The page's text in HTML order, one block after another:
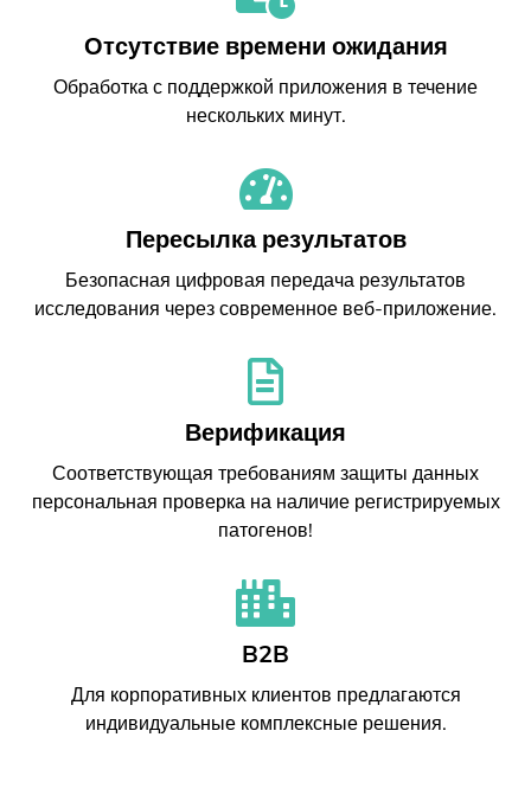
Отсутствие времени ожидания
Обработка с поддержкой приложения в течение
нескольких минут.
Пересылка результатов
Безопасная цифровая передача результатов
исследования через современное веб-приложение.
Верификация
Соответствующая требованиям защиты данных
персональная проверка на наличие регистрируемых
патогенов!
B2B
Для корпоративных клиентов предлагаются
индивидуальные комплексные решения.